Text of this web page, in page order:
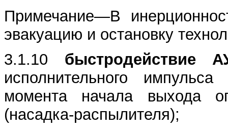
Примечание—В
эвакуацию и остановку
3.1.10 быстродействие
исполнительного
момента начала выхода
(насадка-распылителя);